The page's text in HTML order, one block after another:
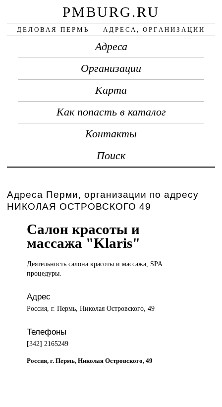
PMBURG.RU
ДЕЛОВАЯ ПЕРМЬ — АДРЕСА, ОРГАНИЗАЦИИ
Адреса
Организации
Карта
Как попасть в каталог
Контакты
Поиск
Адреса Перми, организации по адресу
НИКОЛАЯ ОСТРОВСКОГО 49
Салон красоты и
массажа "Klaris"
Деятельность салонакрасоты и массажа, SPA
процедуры.
Адрес
Россия, г. Пермь, Николая Островского, 49
Телефоны
[342] 2165249
Россия, г. Пермь, Николая Островского, 49